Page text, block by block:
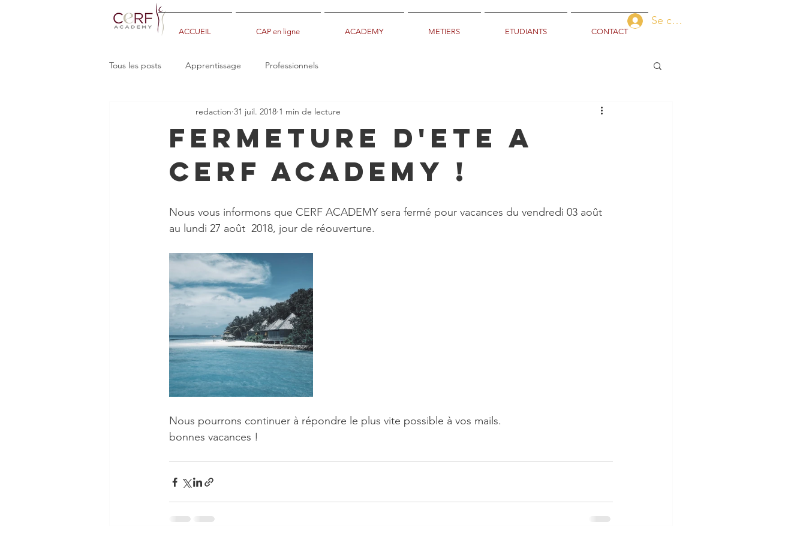
ACCUEIL CAP en ligne ACADEMY METIERS ETUDIANTS CONTACT
Se connecter
Tous les posts Apprentissage Professionnels
FERMETURE D'ETE A
CERF ACADEMY !
redaction 31 juil. 2018 1 min de lecture
Nous vous informons que CERF ACADEMY sera fermé pour vacances du vendredi 03 août
au lundi 27 août  2018, jour de réouverture.
Nous pourrons continuer à répondre le plus vite possible à vos mails.
bonnes vacances !